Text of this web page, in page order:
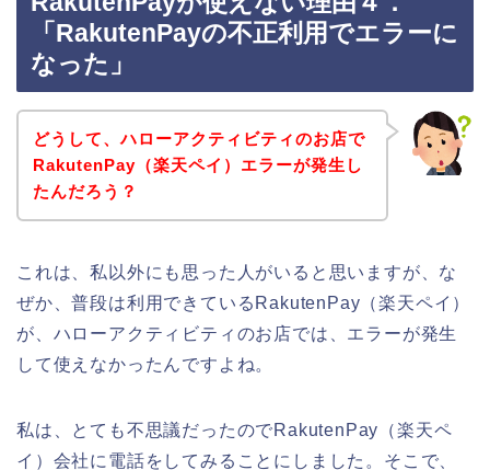
「RakutenPayの不正利用でエラーに
なった」
どうして、ハローアクティビティのお店で
RakutenPay（楽天ペイ）エラーが発生し
たんだろう？
これは、私以外にも思った人がいると思いますが、な
ぜか、普段は利用できているRakutenPay（楽天ペイ）
が、ハローアクティビティのお店では、エラーが発生
して使えなかったんですよね。
私は、とても不思議だったのでRakutenPay（楽天ペ
イ）会社に電話をしてみることにしました。そこで、